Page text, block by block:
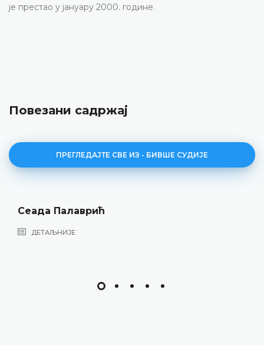
је престао у јануару 2000. године.
Повезани садржај
ПРЕГЛЕДАЈТЕ СВЕ ИЗ - БИВШЕ СУДИЈЕ
Сеада Палаврић
ДЕТАЉНИЈЕ